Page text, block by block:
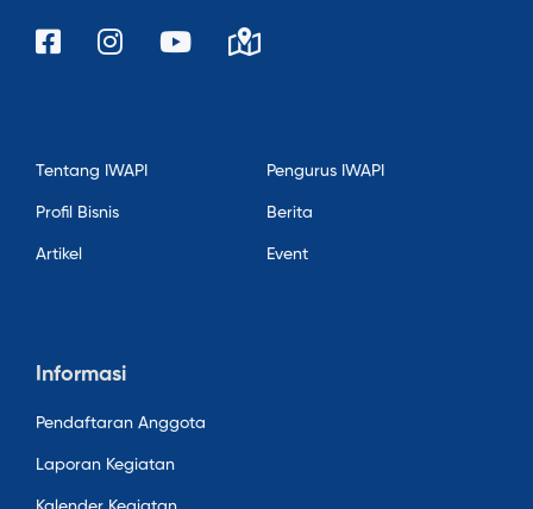
Tentang IWAPI Pengurus IWAPI
Profil Bisnis Berita
Artikel Event
Informasi
Pendaftaran Anggota
Laporan Kegiatan